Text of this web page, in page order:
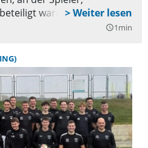
waren.
query_builder1min